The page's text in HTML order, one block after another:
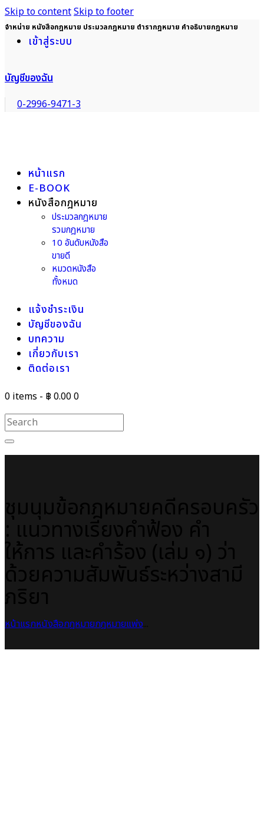
Skip to contentSkip to footer
จำหน่าย หนังสือกฎหมาย ประมวลกฎหมาย ตำรากฎหมาย คำอธิบายกฎหมาย
เข้าสู่ระบบ
บัญชีของฉัน
0-2996-9471-3
หน้าแรก
E-BOOK
หนังสือกฎหมาย
ประมวลกฎหมาย
รวมกฎหมาย
10 อันดับหนังสือ
ขายดี
หมวดหนังสือ
ทั้งหมด
แจ้งชำระเงิน
บัญชีของฉัน
บทความ
เกี่ยวกับเรา
ติดต่อเรา
0 items - ฿ 0.000
หน้าแรกหนังสือกฎหมายกฎหมายแพ่ง